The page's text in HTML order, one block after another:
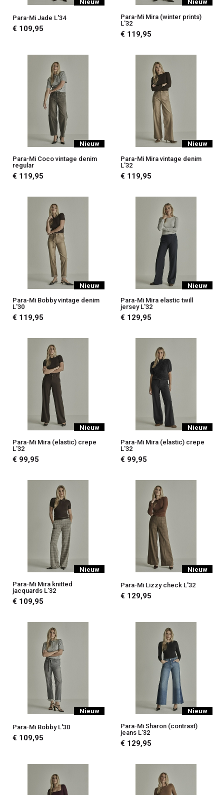
Nieuw
Para-Mi Jade L'34
€ 109,95
Nieuw
Para-Mi Mira (winter prints)
L'32
€ 119,95
Nieuw
Para-Mi Coco vintage denim
regular
€ 119,95
Nieuw
Para-Mi Mira vintage denim
L'32
€ 119,95
Nieuw
Para-Mi Bobby vintage denim
L'30
€ 119,95
Nieuw
Para-Mi Mira elastic twill
jersey L'32
€ 129,95
Nieuw
Para-Mi Mira (elastic) crepe
L'32
€ 99,95
Nieuw
Para-Mi Mira (elastic) crepe
L'32
€ 99,95
Nieuw
Para-Mi Mira knitted
jacquards L'32
€ 109,95
Nieuw
Para-Mi Lizzy check L'32
€ 129,95
Nieuw
Para-Mi Bobby L'30
€ 109,95
Nieuw
Para-Mi Sharon (contrast)
jeans L'32
€ 129,95